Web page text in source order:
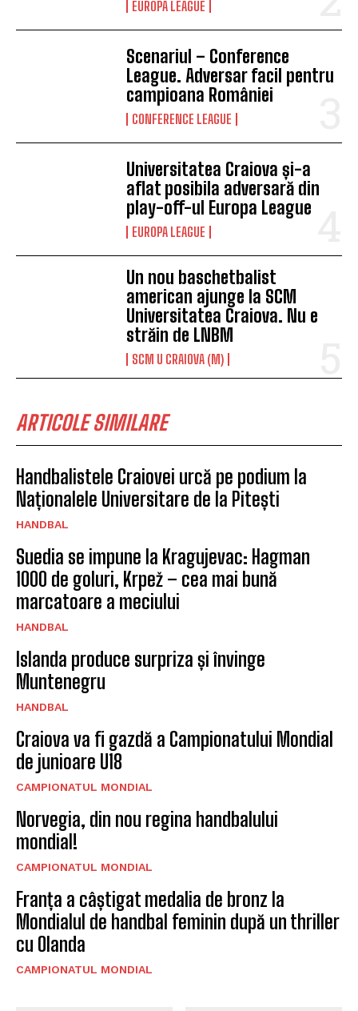
EUROPA LEAGUE
Scenariul – Conference
League. Adversar facil pentru
campioana României
CONFERENCE LEAGUE
Universitatea Craiova și-a
aflat posibila adversară din
play-off-ul Europa League
EUROPA LEAGUE
Un nou baschetbalist
american ajunge la SCM
Universitatea Craiova. Nu e
străin de LNBM
SCM U CRAIOVA (M)
ARTICOLE SIMILARE
Handbalistele Craiovei urcă pe podium la
Naționalele Universitare de la Pitești
HANDBAL
Suedia se impune la Kragujevac: Hagman
1000 de goluri, Krpež – cea mai bună
marcatoare a meciului
HANDBAL
Islanda produce surpriza și învinge
Muntenegru
HANDBAL
Craiova va fi gazdă a Campionatului Mondial
de junioare U18
CAMPIONATUL MONDIAL
Norvegia, din nou regina handbalului
mondial!
CAMPIONATUL MONDIAL
Franța a câștigat medalia de bronz la
Mondialul de handbal feminin după un thriller
cu Olanda
CAMPIONATUL MONDIAL